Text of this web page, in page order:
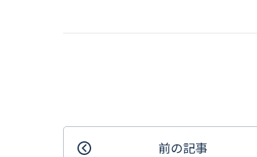
前の記事